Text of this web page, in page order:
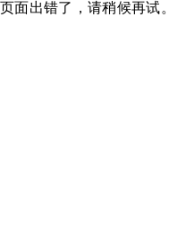
页面出错了，请稍候再试。